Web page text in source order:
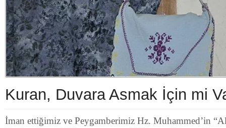
Kuran, Duvara Asmak İçin mi
İman ettiğimiz ve Peygamberimiz Hz. Muhammed’in